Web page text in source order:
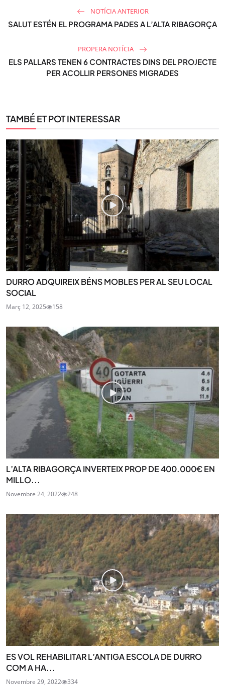
NOTÍCIA ANTERIOR
SALUT ESTÉN EL PROGRAMA PADES A L’ALTA RIBAGORÇA
PROPERA NOTÍCIA
ELS PALLARS TENEN 6 CONTRACTES DINS DEL PROJECTE
PER ACOLLIR PERSONES MIGRADES
TAMBÉ ET POT INTERESSAR
DURRO ADQUIREIX BÉNS MOBLES PER AL SEU LOCAL
SOCIAL
Març 12, 2025 158
L’ALTA RIBAGORÇA INVERTEIX PROP DE 400.000€ EN
MILLO...
Novembre 24, 2022 248
ES VOL REHABILITAR L’ANTIGA ESCOLA DE DURRO
COM A HA...
Novembre 29, 2022 334